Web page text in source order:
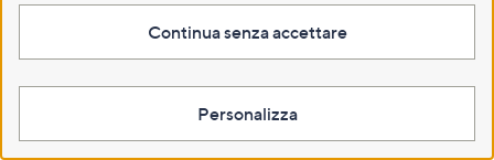
Volume (9,5 ml)
4 colori (3g)
€ 29,90
Continua senza accettare
Personalizza